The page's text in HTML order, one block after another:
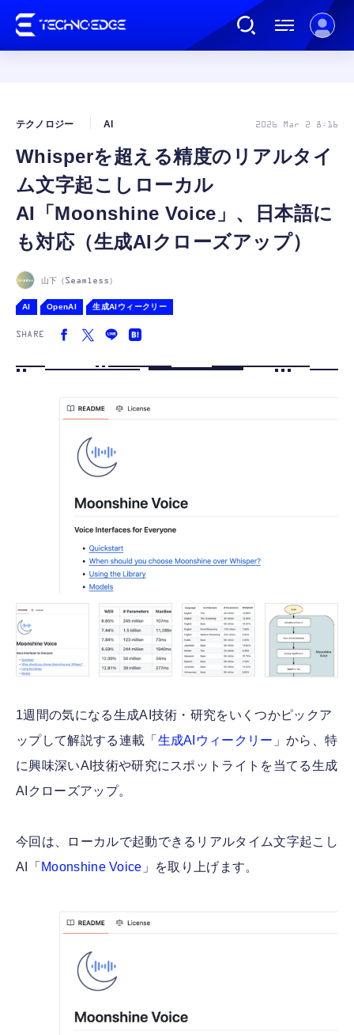
AI
ガジェット
ゲーム
カルチャー
Whisperを超える精度のリアルタイ
ム文字起こしローカル
AI「Moonshine Voice」、日本語に
も対応（生成AIクローズアップ）
テクノロジー AI 2026 Mar 2 8:16
山下（Seamless）
AI OpenAI 生成AIウィークリー
SHARE
1週間の気になる生成AI技術・研究をいくつかピックア
ップして解説する連載「 生成AIウィークリー 」から、特
に興味深いAI技術や研究にスポットライトを当てる生成
AIクローズアップ。
今回は、ローカルで起動できるリアルタイム文字起こし
AI「 Moonshine Voice 」を取り上げます。